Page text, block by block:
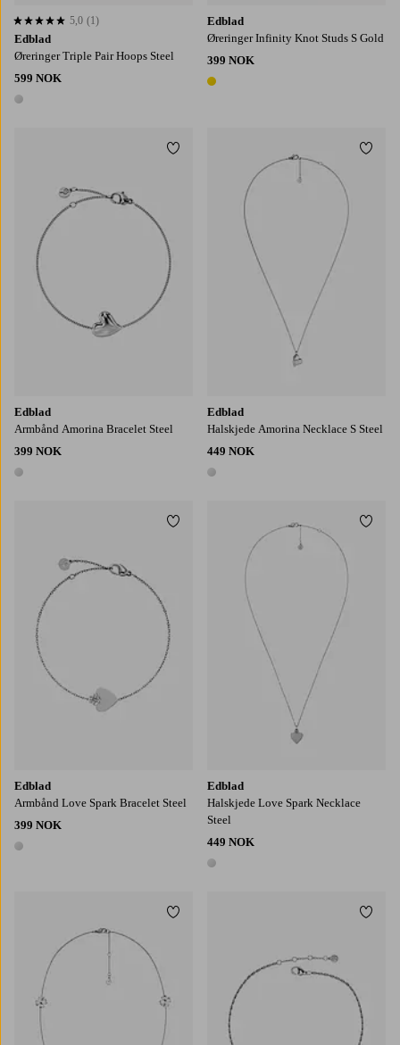
Edblad
Øreringer Triple Pair Hoops Steel
599 NOK
1 farge
5,0 basert på 1 karaktergivninger
5,0 (1)
Edblad
Øreringer Infinity Knot Studs S Gold
399 NOK
1 farge
Edblad
Armbånd Amorina Bracelet Steel
399 NOK
1 farge
Legg til favoritter
Edblad
Halskjede Amorina Necklace S Steel
449 NOK
1 farge
Edblad
Armbånd Love Spark Bracelet Steel
399 NOK
1 farge
Legg til favoritter
Edblad
Halskjede Love Spark Necklace
Steel
449 NOK
1 farge
Legg til favoritter